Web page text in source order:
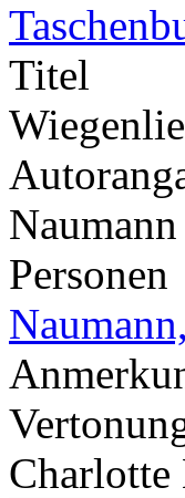
Titel
Naumann
Personen
Charlotte